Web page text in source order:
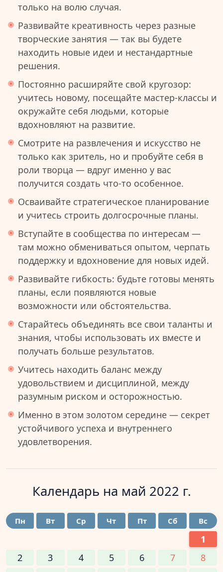
только на волю случая.
Развивайте креативность через разные
творческие занятия — так вы будете
находить новые идеи и нестандартные
решения.
Постоянно расширяйте свой кругозор:
учитесь новому, посещайте мастер-классы и
окружайте себя людьми, которые
вдохновляют на развитие.
Смотрите на развлечения и искусство не
только как зритель, но и пробуйте себя в
роли творца — вдруг именно у вас
получится создать что-то особенное.
Осваивайте стратегическое планирование
и учитесь строить долгосрочные планы.
Вступайте в сообщества по интересам —
там можно обмениваться опытом, черпать
поддержку и вдохновение для новых идей.
Развивайте гибкость: будьте готовы менять
планы, если появляются новые
возможности или обстоятельства.
Старайтесь объединять все свои таланты и
знания, чтобы использовать их вместе и
получать больше результатов.
Учитесь находить баланс между
удовольствием и дисциплиной, между
разумным риском и осторожностью.
Именно в этом золотом середине — секрет
устойчивого успеха и внутреннего
удовлетворения.
Календарь на май 2022 г.
Пн Вт Ср Чт Пт Сб Вс
1
2
3 4 5 6 7
8